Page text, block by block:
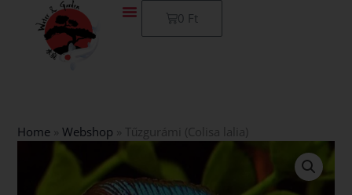
0 Ft
Kosár
Home »Webshop Tűzgurámi (Colisa lalia)